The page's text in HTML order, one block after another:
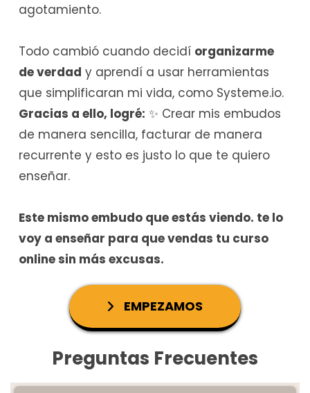
agotamiento.
Todo cambió cuando decidí organizarme
de verdad y aprendí a usar herramientas
que simplificaran mi vida, como Systeme.io.
Gracias a ello, logré: ✨ Crear mis embudos
de manera sencilla, facturar de manera
recurrente y esto es justo lo que te quiero
enseñar.
Este mismo embudo que estás viendo. te lo
voy a enseñar para que vendas tu curso
online sin más excusas.
EMPEZAMOS
Preguntas Frecuentes